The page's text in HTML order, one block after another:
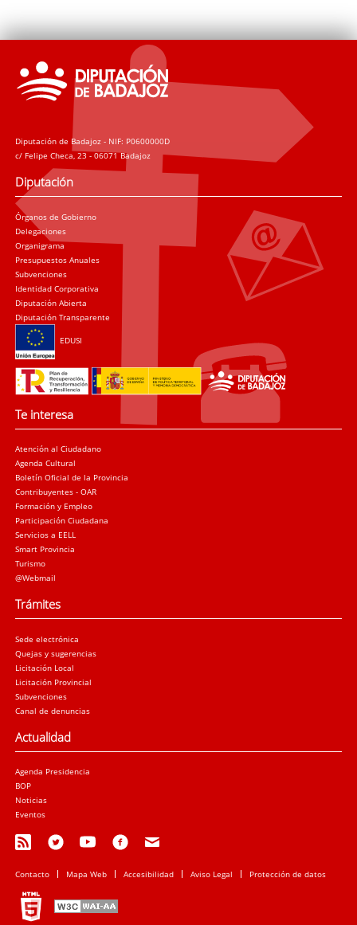
Diputación de Badajoz - NIF: P0600000D
c/ Felipe Checa, 23 - 06071 Badajoz
Diputación
Órganos de Gobierno
Delegaciones
Organigrama
Presupuestos Anuales
Subvenciones
Identidad Corporativa
Diputación Abierta
Diputación Transparente
EDUSI
Te interesa
Atención al Ciudadano
Agenda Cultural
Boletín Oficial de la Provincia
Contribuyentes - OAR
Formación y Empleo
Participación Ciudadana
Servicios a EELL
Smart Provincia
Turismo
@Webmail
Trámites
Sede electrónica
Quejas y sugerencias
Licitación Local
Licitación Provincial
Subvenciones
Canal de denuncias
Actualidad
Agenda Presidencia
BOP
Noticias
Eventos
Contacto Mapa Web Accesibilidad Aviso Legal Protección de datos